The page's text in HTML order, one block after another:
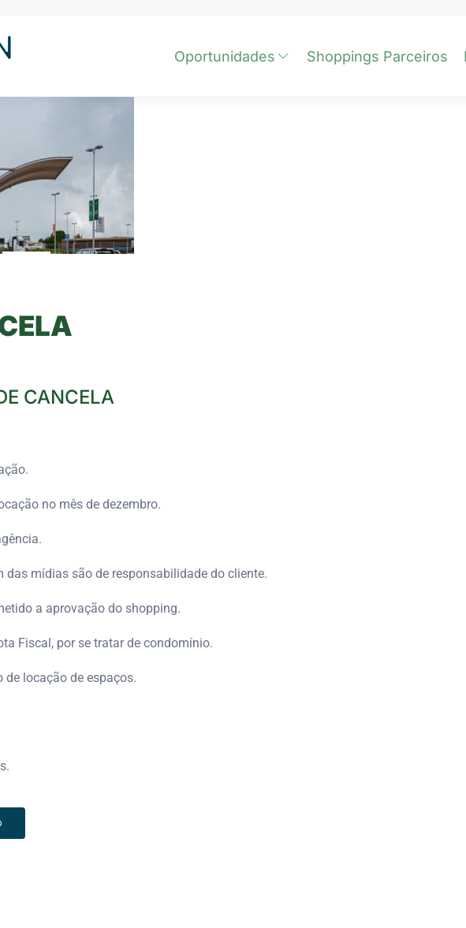
Oportunidades Shoppings Parceiros
CANCELA
no mês de dezembro.
das mídias são de responsabilidade do cliente.
a aprovação do shopping.
Fiscal, por se tratar de condomínio.
locação de espaços.